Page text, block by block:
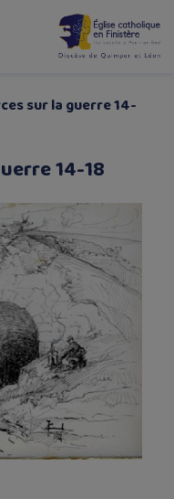
sur la guerre 14-
14-18